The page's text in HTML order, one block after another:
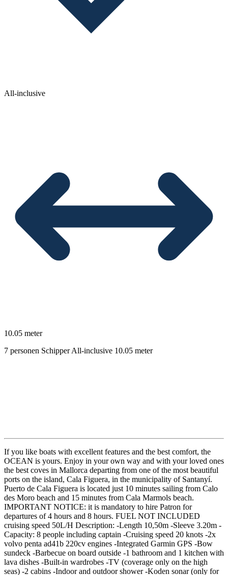
All-inclusive
10.05 meter
7 personen Schipper All-inclusive 10.05 meter
Beschrijving
If you like boats with excellent features and the best comfort, the
OCEAN is yours. Enjoy in your own way and with your loved ones
the best coves in Mallorca departing from one of the most beautiful
ports on the island, Cala Figuera, in the municipality of Santanyí.
Puerto de Cala Figuera is located just 10 minutes sailing from Calo
des Moro beach and 15 minutes from Cala Marmols beach.
IMPORTANT NOTICE: it is mandatory to hire Patron for
departures of 4 hours and 8 hours. FUEL NOT INCLUDED
cruising speed 50L/H Description: -Length 10,50m -Sleeve 3.20m -
Capacity: 8 people including captain -Cruising speed 20 knots -2x
volvo penta ad41b 220cv engines -Integrated Garmin GPS -Bow
sundeck -Barbecue on board outside -1 bathroom and 1 kitchen with
lava dishes -Built-in wardrobes -TV (coverage only on the high
seas) -2 cabins -Indoor and outdoor shower -Koden sonar (only for